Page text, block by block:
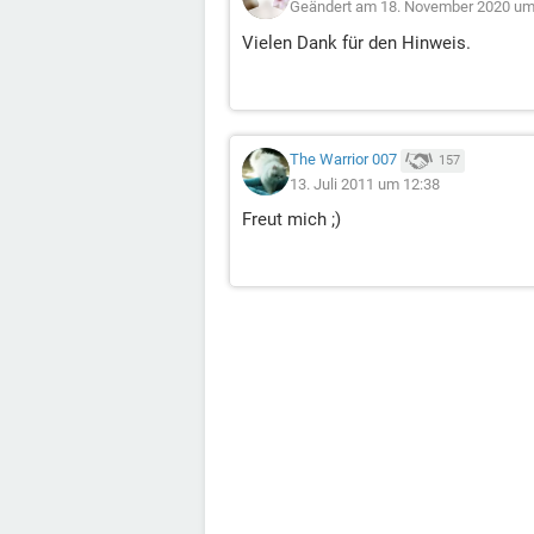
Geändert am 18. November 2020
Vielen Dank für den Hinweis.
The Warrior 007 157
13. Juli 2011 um 12:38
Freut mich ;)